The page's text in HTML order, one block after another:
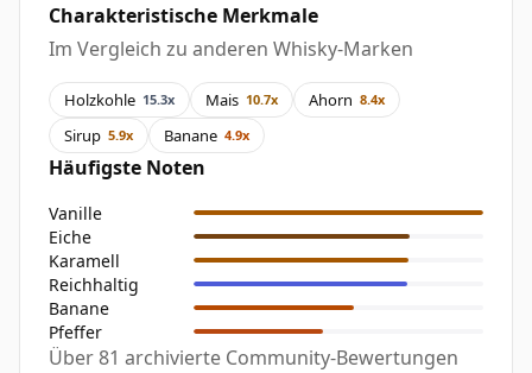
Charakteristische Merkmale
Im Vergleich zu anderen Whisky-Marken
Holzkohle 15.3x Mais 10.7x Ahorn 8.4x
Sirup 5.9x Banane 4.9x
Häufigste Noten
Vanille
Eiche
Karamell
Reichhaltig
Banane
Pfeffer
Über 81 archivierte Community-Bewertungen